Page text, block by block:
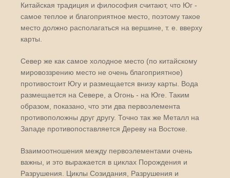
Китайская традиция и философия считают, что Юг -
самое теплое и благоприятное место, поэтому такое
место должно располагаться на вершине, т. е. вверху
карты.
Север же как самое холодное место (по китайскому
мировоззрению место не очень благоприятное)
противостоит Югу и размещается внизу карты. Вода
размещается на Севере, а Огонь - на Юге. Таким
образом, показано, что эти два первоэлемента
противоположны друг другу. Точно так же Металл на
Западе противопоставляется Дереву на Востоке.
Взаимоотношения между первоэлементами очень
важны, и это выражается в циклах Порождения и
Разрушения. Циклы Созидания, Разрушения и